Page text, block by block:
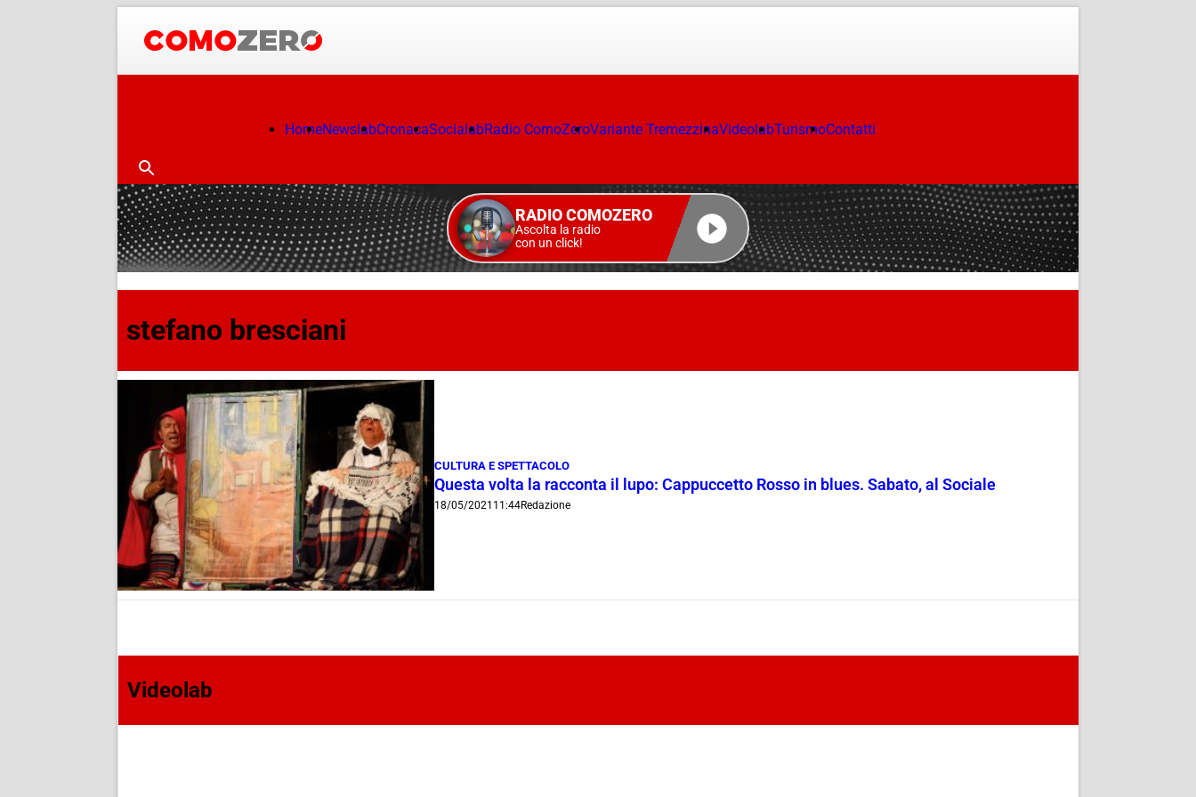
HomeNewslabCronacaSocialabRadio ComoZeroVariante TremezzinaVideolabTurismoContatti
RADIO COMOZERO
Ascolta la radio
con un click!
stefano bresciani
CULTURA E SPETTACOLO
Questa volta la racconta il lupo: Cappuccetto Rosso in blues. Sabato, al Sociale
18/05/2021 11:44Redazione
Videolab